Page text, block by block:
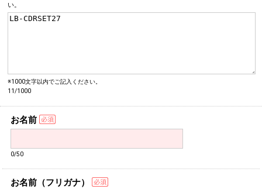
い。
※1000文字以内でご記入ください。
11/1000
お名前
0/50
お名前（フリガナ）